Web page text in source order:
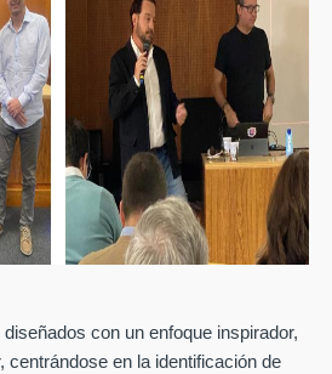
con un enfoque inspirador,
centrándose en la identificación de